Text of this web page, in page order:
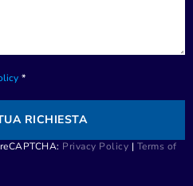
*
RICHIESTA
Privacy Policy | Terms of